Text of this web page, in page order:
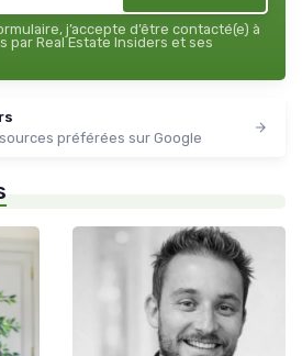
j’accepte d’être contacté(e) à
par Real Estate Insiders et ses
préférées sur Google